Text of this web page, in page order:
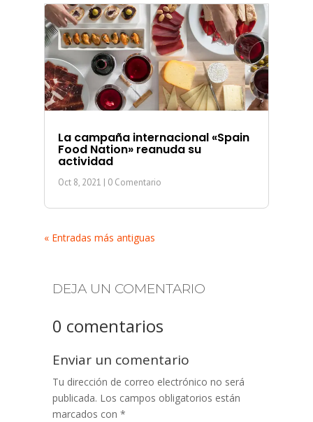
La campaña internacional «Spain
Food Nation» reanuda su
actividad
Oct 8, 2021 | 0 Comentario
« Entradas más antiguas
DEJA UN COMENTARIO
0 comentarios
Enviar un comentario
Tu dirección de correo electrónico no será
publicada. Los campos obligatorios están
marcados con *